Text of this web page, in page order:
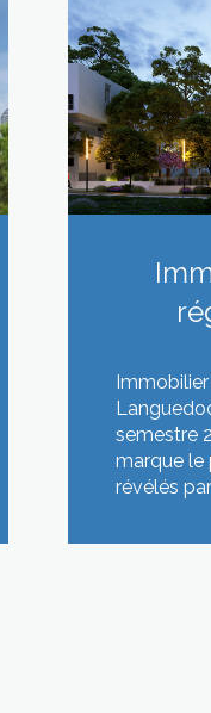
Immobilier
semestre
marque
révélés
immobilières, les mises en
territoire
sur les 6